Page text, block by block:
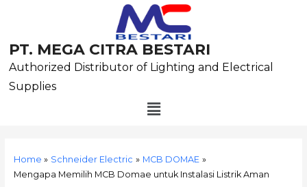
PT. MEGA CITRA BESTARI
Authorized Distributor of Lighting and Electrical
Supplies
Menu
Home Schneider Electric
MCB DOMAE
Mengapa Memilih MCB Domae untuk Instalasi Listrik Aman